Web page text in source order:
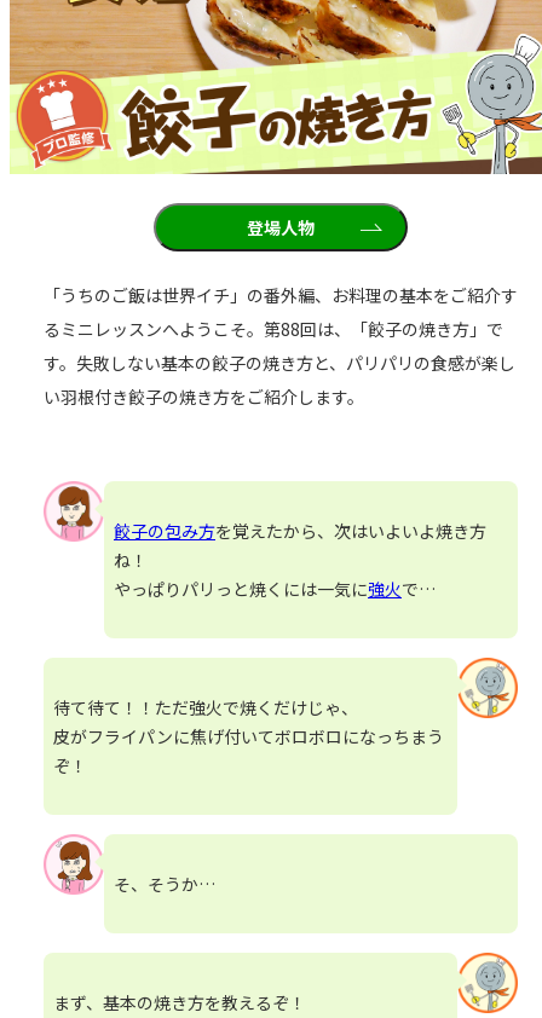
登場人物
「うちのご飯は世界イチ」の番外編、お料理の基本をご紹介す
るミニレッスンへようこそ。第88回は、「餃子の焼き方」で
す。失敗しない基本の餃子の焼き方と、パリパリの食感が楽し
い羽根付き餃子の焼き方をご紹介します。
餃子の包み方を覚えたから、次はいよいよ焼き方
ね！
やっぱりパリっと焼くには一気に強火で…
待て待て！！ただ強火で焼くだけじゃ、
皮がフライパンに焦げ付いてボロボロになっちまう
ぞ！
そ、そうか…
まず、基本の焼き方を教えるぞ！